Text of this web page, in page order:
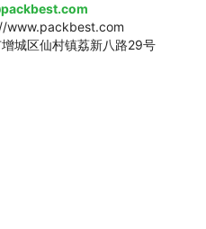
www.packbest.com
城区仙村镇荔新八路29号